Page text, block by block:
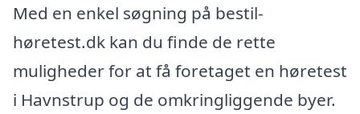
Med en enkel søgning på bestil-
høretest.dk kan du finde de rette
muligheder for at få foretaget en høretest
i Havnstrup og de omkringliggende byer.